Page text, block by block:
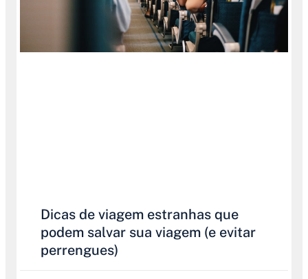
Dicas de viagem estranhas que
podem salvar sua viagem (e evitar
perrengues)